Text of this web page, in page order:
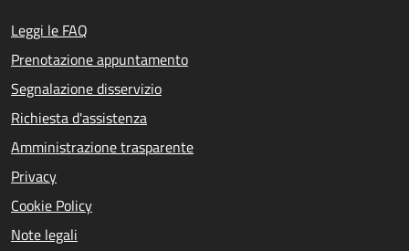
Leggi le FAQ
Prenotazione appuntamento
Segnalazione disservizio
Richiesta d'assistenza
Amministrazione trasparente
Privacy
Cookie Policy
Note legali